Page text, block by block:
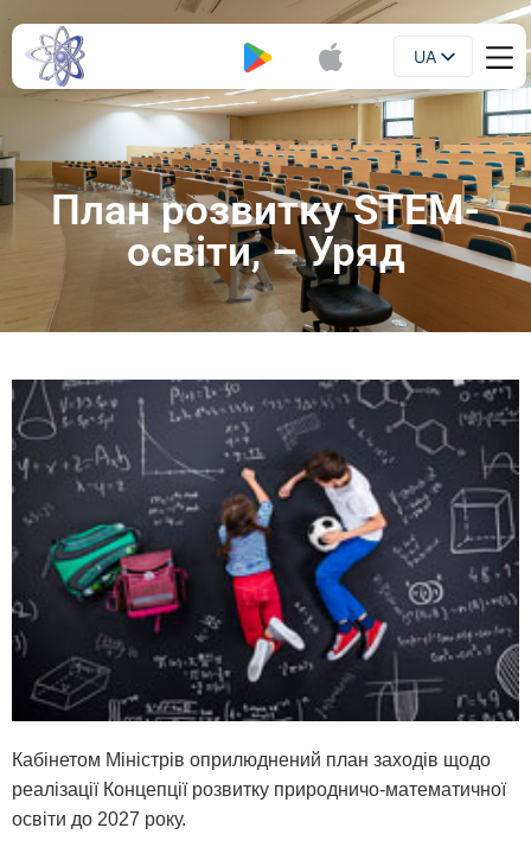
UA
EN
План розвитку STEM-
освіти, – Уряд
Кабінетом Міністрів оприлюднений план заходів щодо
реалізації Концепції розвитку природничо-математичної
освіти до 2027 року.